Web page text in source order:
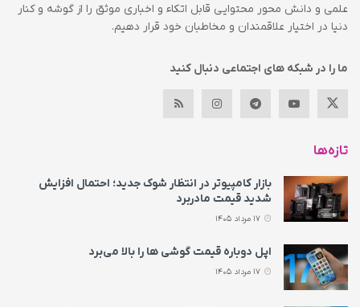
علمی و دانش محور محتوایی قابل اتکاء و اخباری موثق را از گوشه و کنار
دنیا در اختیار علاقمندان و مخاطبان خود قرار دهیم.
ما را در شبکه های اجتماعی دنبال کنید
تازه‌ها
بازار کامپیوتر در انتظار شوک جدید؛ احتمال افزایش
شدید قیمت مادربرد
اپل دوباره قیمت‌ گوشی ها را بالا می‌برد